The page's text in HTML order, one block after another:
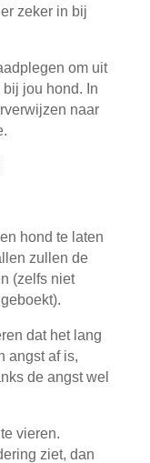
zeker in bij
om uit
jou hond. In
naar
hond te laten
zullen de
(zelfs niet
dat het lang
angst af is,
de angst wel
vieren.
ziet, dan